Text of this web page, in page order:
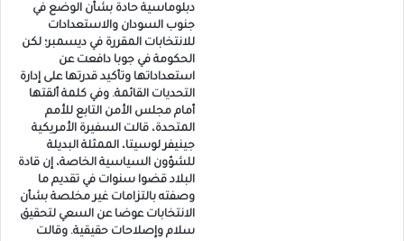
دبلوماسية حادة بشأن الوضع في
جنوب السودان والاستعدادات
للانتخابات المقررة في ديسمبر؛ لكن
الحكومة في جوبا دافعت عن
استعداداتها وتأكيد قدرتها على إدارة
التحديات القائمة. وفي كلمة ألقتها
أمام مجلس الأمن التابع للأمم
المتحدة، قالت السفيرة الأمريكية
جينيفر لوسيتا، الممثلة البديلة
للشؤون السياسية الخاصة، إن قادة
البلاد قضوا سنوات في تقديم ما
وصفته بالتزامات غير مخلصة بشأن
الانتخابات عوضا عن السعي لتحقيق
سلام وإصلاحات حقيقية. وقالت